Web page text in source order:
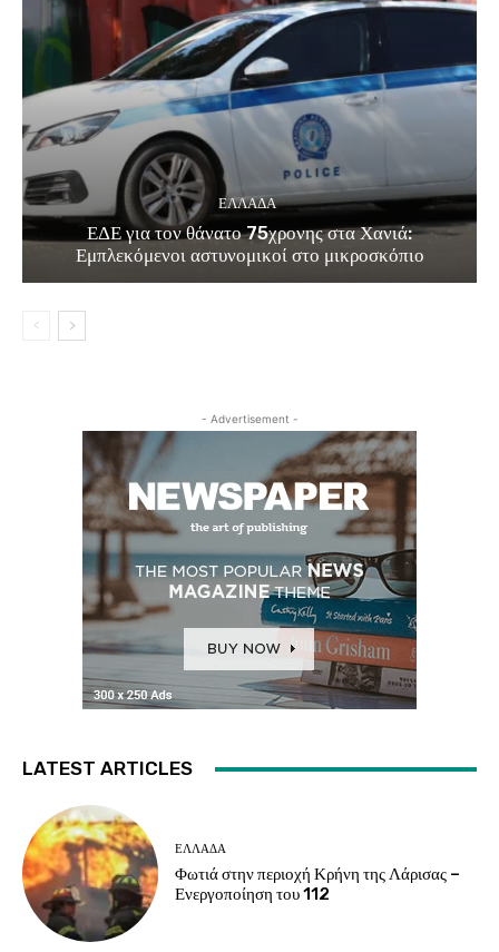
ΕΛΛΑΔΑ
ΕΔΕ για τον θάνατο 75χρονης στα Χανιά:
Εμπλεκόμενοι αστυνομικοί στο μικροσκόπιο
- Advertisement -
LATEST ARTICLES
ΕΛΛΑΔΑ
Φωτιά στην περιοχή Κρήνη της Λάρισας –
Ενεργοποίηση του 112